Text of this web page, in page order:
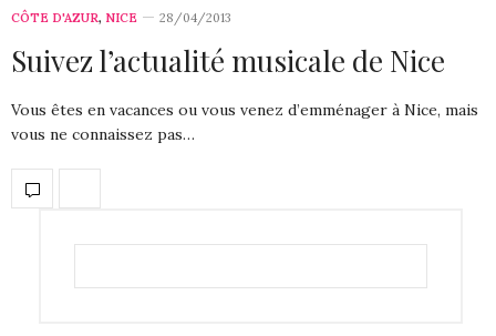
CÔTE D'AZUR, NICE 28/04/2013
Suivez l’actualité musicale de Nice
Vous êtes en vacances ou vous venez d’emménager à Nice, mais
vous ne connaissez pas…